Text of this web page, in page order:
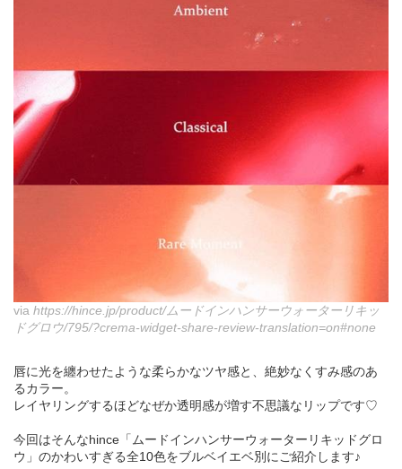
via https://hince.jp/product/ムードインハンサーウォーターリキッ
ドグロウ/795/?crema-widget-share-review-translation=on#none
唇に光を纏わせたような柔らかなツヤ感と、絶妙なくすみ感のあ
るカラー。
レイヤリングするほどなぜか透明感が増す不思議なリップです♡
今回はそんなhince「ムードインハンサーウォーターリキッドグロ
ウ」のかわいすぎる全10色をブルベイエベ別にご紹介します♪